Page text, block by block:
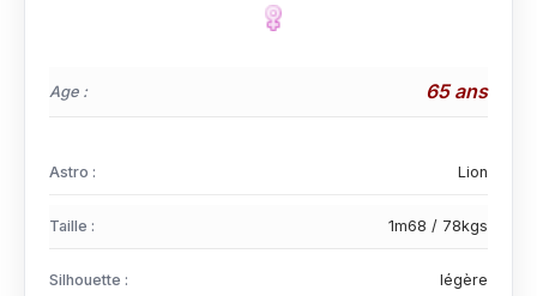
Age : 65 ans
Astro : Lion
Taille : 1m68 / 78kgs
Silhouette : légère